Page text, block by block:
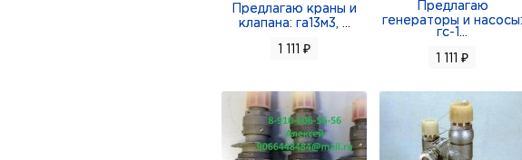
Предлагаю краны и
клапана: га13м3,
1 111 ₽
Предлагаю
генераторы и насосы:
гс-1
1 111 ₽